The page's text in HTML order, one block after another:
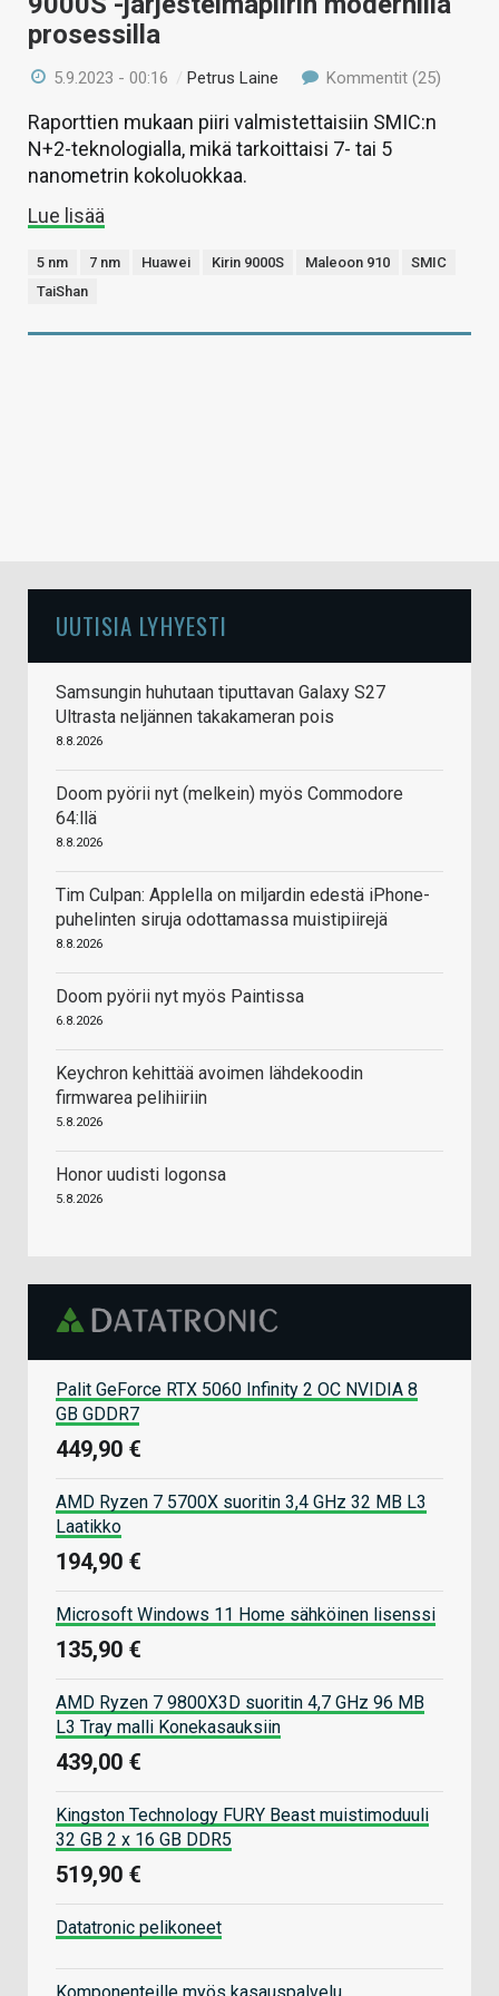
prosessilla
5.9.2023 - 00:16 /Petrus Laine Kommentit (25)
Raporttien mukaan piiri valmistettaisiin SMIC:n
N+2-teknologialla, mikä tarkoittaisi 7- tai 5
nanometrin kokoluokkaa.
Lue lisää
5 nm 7 nm Huawei Kirin 9000S Maleoon 910
SMIC
TaiShan
UUTISIA LYHYESTI
Samsungin huhutaan tiputtavan Galaxy S27
Ultrasta neljännen takakameran pois
8.8.2026
Doom pyörii nyt (melkein) myös Commodore
64:llä
8.8.2026
Tim Culpan: Applella on miljardin edestä iPhone-
puhelinten siruja odottamassa muistipiirejä
8.8.2026
Doom pyörii nyt myös Paintissa
6.8.2026
Keychron kehittää avoimen lähdekoodin
firmwarea pelihiiriin
5.8.2026
Honor uudisti logonsa
5.8.2026
Palit GeForce RTX 5060 Infinity 2 OC NVIDIA 8
GB GDDR7
449,90 €
AMD Ryzen 7 5700X suoritin 3,4 GHz 32 MB L3
Laatikko
194,90 €
Microsoft Windows 11 Home sähköinen lisenssi
135,90 €
AMD Ryzen 7 9800X3D suoritin 4,7 GHz 96 MB
L3 Tray malli Konekasauksiin
439,00 €
Kingston Technology FURY Beast muistimoduuli
32 GB 2 x 16 GB DDR5
519,90 €
Datatronic pelikoneet